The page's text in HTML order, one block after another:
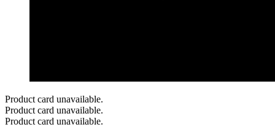
Product card unavailable.
Product card unavailable.
Product card unavailable.